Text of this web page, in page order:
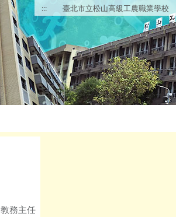
::: 臺北市立松山高級工農職業學校
教務主任